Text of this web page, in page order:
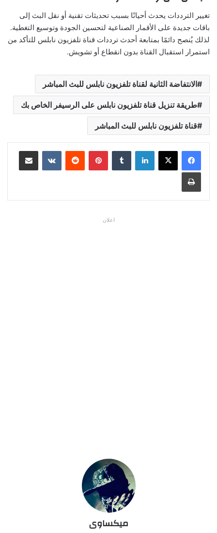
تغيير الترددات يحدث أحيانًا بسبب تحديثات تقنية أو نقل البث إلى
باقات جديدة على الأقمار الصناعية لتحسين الجودة وتوسيع التغطية.
لذلك يُنصح دائمًا بمتابعة أحدث ترددات قناة تلفزيون نابلس للتأكد من
استمرار استقبال القناة بدون انقطاع أو تشويش.
الانتفاضة الثانية لقناة تلفزيون نابلس للبث المباشر
طريقة تنزيل قناة تلفزيون نابلس على الرسيفر الخاص بك
قناة تلفزيون نابلس للبث المباشر
لينكدإن بينتيريست مشاركة عبر البريد
طباعة
اعلان
ميكساوى